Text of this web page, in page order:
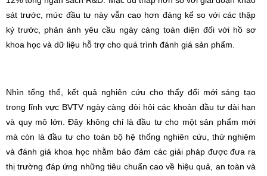
sát trước, mức đầu tư này vẫn cao hơn đáng kể so với các thập
kỷ trước, phản ánh yêu cầu ngày càng toàn diện đối với hồ sơ
khoa học và dữ liệu hỗ trợ cho quá trình đánh giá sản phẩm.
Nhìn tổng thể, kết quả nghiên cứu cho thấy đổi mới sáng tạo
trong lĩnh vực BVTV ngày càng đòi hỏi các khoản đầu tư dài hạn
và quy mô lớn. Đây không chỉ là đầu tư cho một sản phẩm mới
mà còn là đầu tư cho toàn bộ hệ thống nghiên cứu, thử nghiệm
và đánh giá khoa học nhằm bảo đảm các giải pháp được đưa ra
thị trường đáp ứng những tiêu chuẩn cao về hiệu quả, an toàn và